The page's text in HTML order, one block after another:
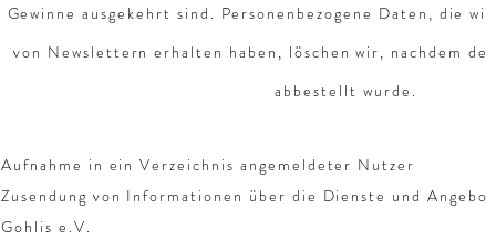
Gewinne ausgekehrt sind. Personenbezogene Daten, die
von Newslettern erhalten haben, löschen wir, nachdem
abbestellt wurde.
Aufnahme in ein Verzeichnis angemeldeter Nutzer
Zusendung von Informationen über die Dienste und
Gohlis e.V.